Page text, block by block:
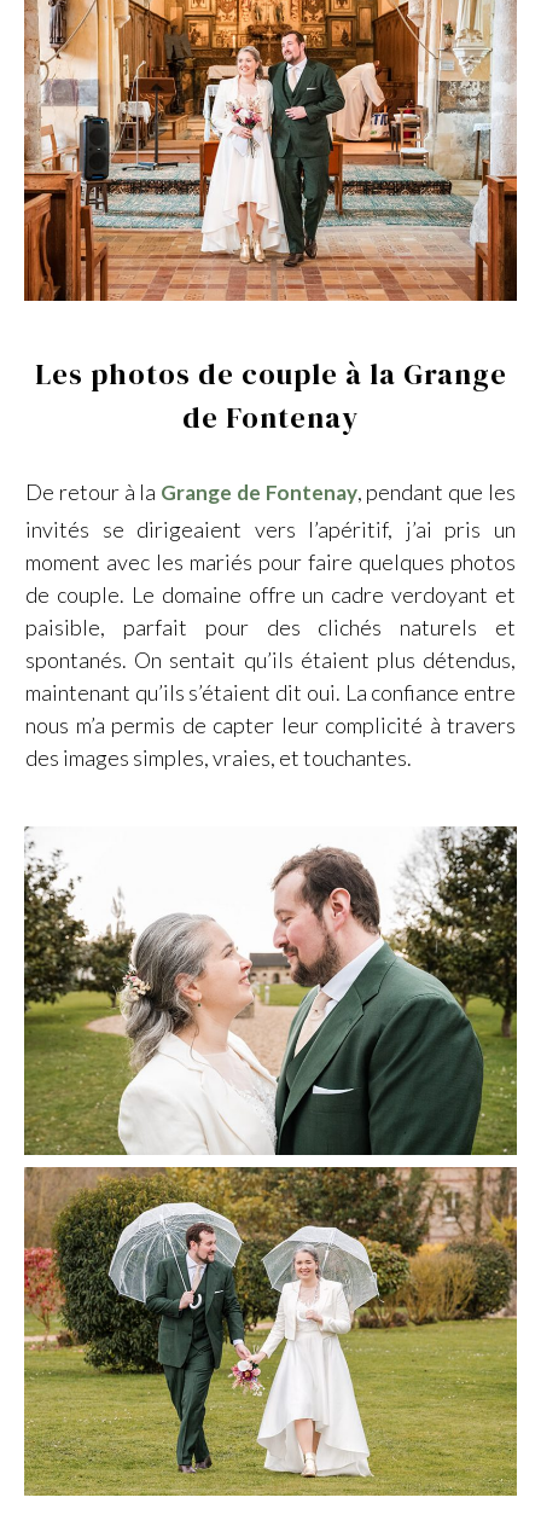
Les photos de couple à la Grange
de Fontenay
De retour à la Grange de Fontenay, pendant que les
invités se dirigeaient vers l’apéritif, j’ai pris un
moment avec les mariés pour faire quelques photos
de couple. Le domaine offre un cadre verdoyant et
paisible, parfait pour des clichés naturels et
spontanés. On sentait qu’ils étaient plus détendus,
maintenant qu’ils s’étaient dit oui. La confiance entre
nous m’a permis de capter leur complicité à travers
des images simples, vraies, et touchantes.